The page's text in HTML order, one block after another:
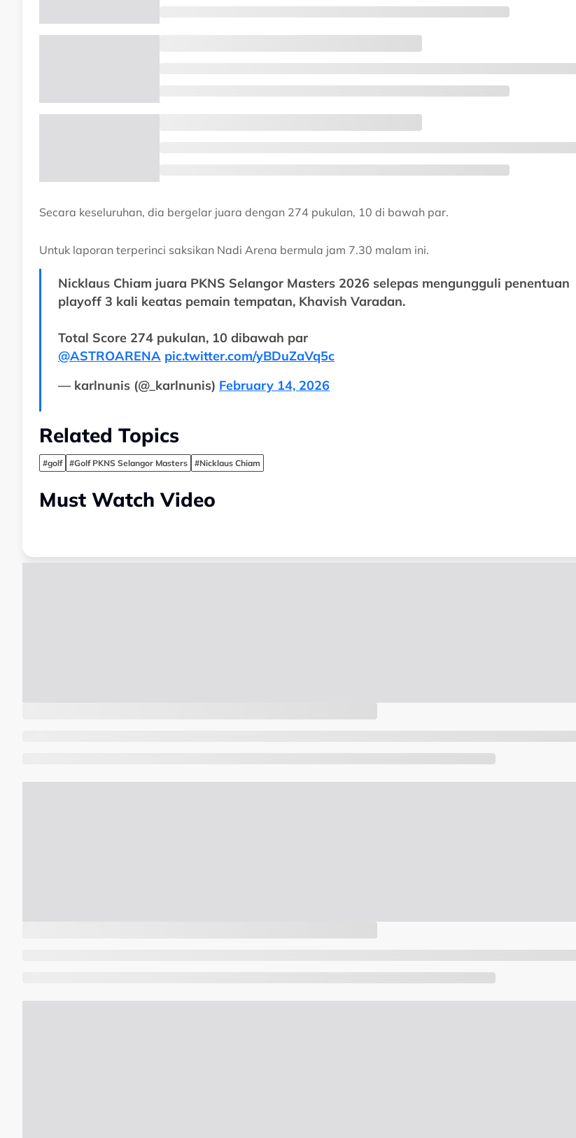
Secara keseluruhan, dia bergelar juara dengan 274 pukulan, 10 di bawah par.
Untuk laporan terperinci saksikan Nadi Arena bermula jam 7.30 malam ini.
Nicklaus Chiam juara PKNS Selangor Masters 2026 selepas mengungguli penentuan
playoff 3 kali keatas pemain tempatan, Khavish Varadan.
Total Score 274 pukulan, 10 dibawah par
@ASTROARENA pic.twitter.com/yBDuZaVq5c
— karlnunis (@_karlnunis) February 14, 2026
Related Topics
#golf #Golf PKNS Selangor Masters #Nicklaus Chiam
Must Watch Video